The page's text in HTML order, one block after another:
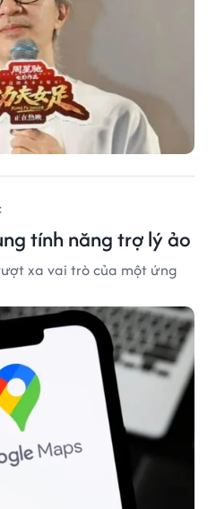
tính năng trợ lý ảo
xa vai trò của một ứng